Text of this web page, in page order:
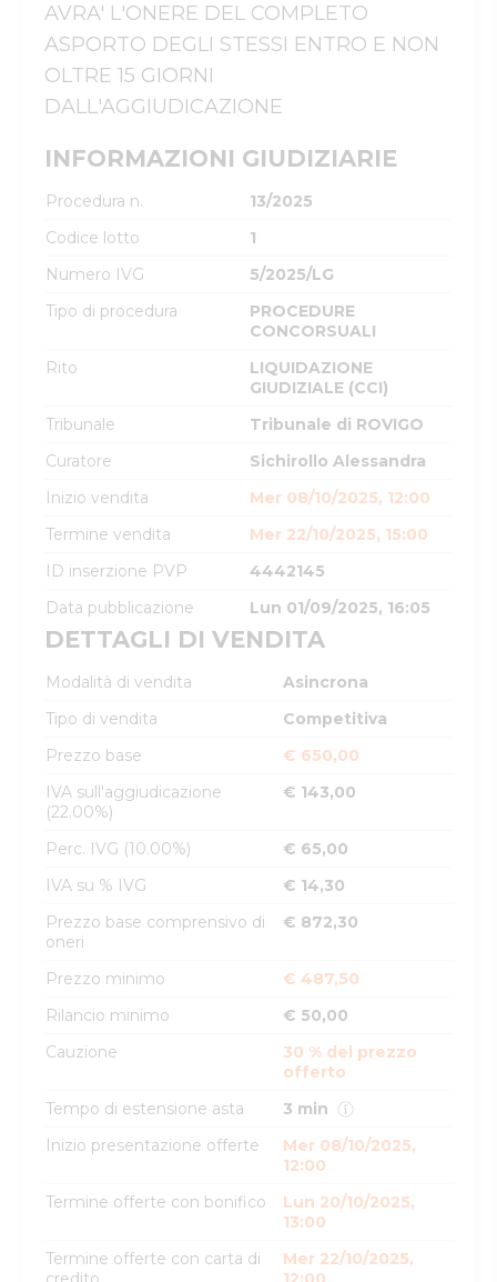
AVRA' L'ONERE DEL COMPLETO
ASPORTO DEGLI STESSI ENTRO E NON
OLTRE 15 GIORNI
DALL'AGGIUDICAZIONE
INFORMAZIONI GIUDIZIARIE
Procedura n.
13/2025
Codice lotto
1
Numero IVG
5/2025/LG
Tipo di procedura
PROCEDURE
CONCORSUALI
Rito
LIQUIDAZIONE
GIUDIZIALE (CCI)
Tribunale
Tribunale di ROVIGO
Curatore
Sichirollo Alessandra
Inizio vendita
Mer 08/10/2025, 12:00
Termine vendita
Mer 22/10/2025, 15:00
ID inserzione PVP
4442145
Data pubblicazione
Lun 01/09/2025, 16:05
DETTAGLI DI VENDITA
Modalità di vendita
Asincrona
Tipo di vendita
Competitiva
Prezzo base
€ 650,00
IVA sull'aggiudicazione
(22.00%)
€ 143,00
Perc. IVG (10.00%)
€ 65,00
IVA su % IVG
€ 14,30
Prezzo base comprensivo di
oneri
€ 872,30
Prezzo minimo
€ 487,50
Rilancio minimo
€ 50,00
Cauzione
30 % del prezzo
offerto
Tempo di estensione asta
3 min
Inizio presentazione offerte
Mer 08/10/2025,
12:00
Termine offerte con bonifico
Lun 20/10/2025,
13:00
Termine offerte con carta di
Mer 22/10/2025,